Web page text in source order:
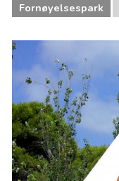
Fornøyelsespark